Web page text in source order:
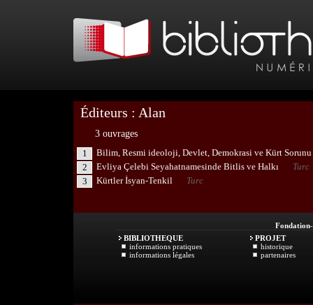
Éditeurs : Alan
3 ouvrages
1
Bilim, Resmi ideoloji, Devlet, Demokrasi ve Kürt Sorunu
2
Evliya Çelebi Seyahatnamesinde Bitlis ve Halkı
Turc
3
Kürtler İsyan-Tenkil Turc
Fondation
BIBLIOTHEQUE
informations pratiques
informations légales
PROJET
historique
partenaires